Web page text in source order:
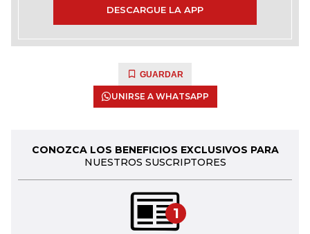
DESCARGUE LA APP
GUARDAR
UNIRSE A WHATSAPP
CONOZCA LOS BENEFICIOS EXCLUSIVOS PARA
NUESTROS SUSCRIPTORES
1